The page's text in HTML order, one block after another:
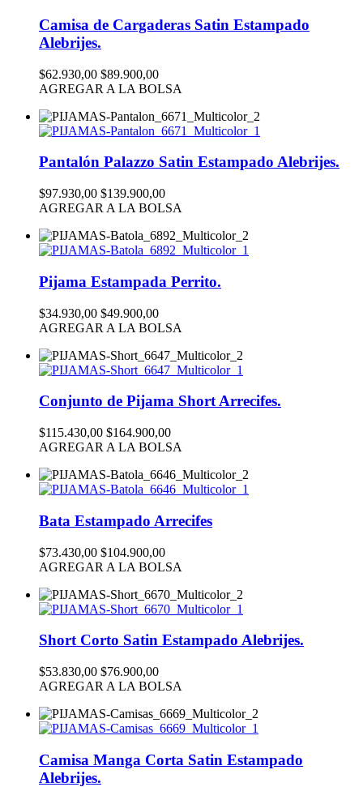
Camisa de Cargaderas Satin Estampado
Alebrijes.
$62.930,00 $89.900,00
AGREGAR A LA BOLSA
Pantalón Palazzo Satin Estampado Alebrijes.
$97.930,00 $139.900,00
AGREGAR A LA BOLSA
Pijama Estampada Perrito.
$34.930,00 $49.900,00
AGREGAR A LA BOLSA
Conjunto de Pijama Short Arrecifes.
$115.430,00 $164.900,00
AGREGAR A LA BOLSA
Bata Estampado Arrecifes
$73.430,00 $104.900,00
AGREGAR A LA BOLSA
Short Corto Satin Estampado Alebrijes.
$53.830,00 $76.900,00
AGREGAR A LA BOLSA
Camisa Manga Corta Satin Estampado
Alebrijes.